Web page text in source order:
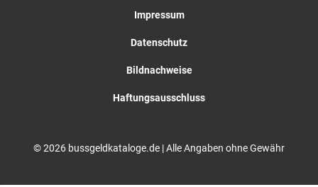
Impressum
Datenschutz
Bildnachweise
Haftungsausschluss
© 2026 bussgeldkataloge.de | Alle Angaben ohne Gewähr